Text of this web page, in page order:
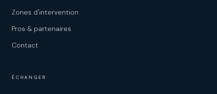
Zones d'intervention
Pros & partenaires
Contact
ÉCHANGER